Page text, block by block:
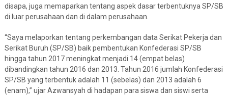
disapa, juga memaparkan tentang aspek dasar terbentuknya SP/SB
di luar perusahaan dan di dalam perusahaan.
“Saya melaporkan tentang perkembangan data Serikat Pekerja dan
Serikat Buruh (SP/SB) baik pembentukan Konfederasi SP/SB
hingga tahun 2017 meningkat menjadi 14 (empat belas)
dibandingkan tahun 2016 dan 2013. Tahun 2016 jumlah Konfederasi
SP/SB yang terbentuk adalah 11 (sebelas) dan 2013 adalah 6
(enam),” ujar Azwansyah di hadapan para siswa dan siswi serta